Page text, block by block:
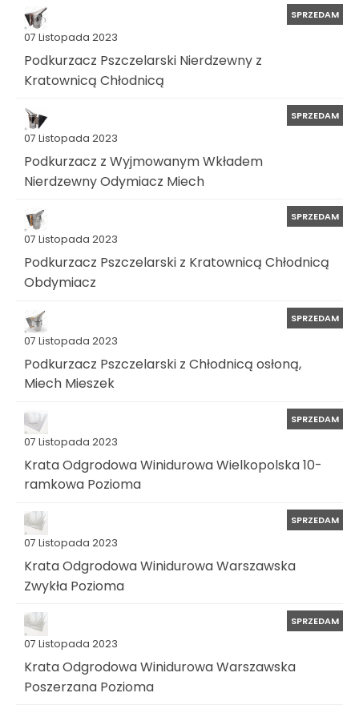
07 Listopada 2023
SPRZEDAM
Podkurzacz Pszczelarski Nierdzewny z
Kratownicą Chłodnicą
07 Listopada 2023
SPRZEDAM
Podkurzacz z Wyjmowanym Wkładem
Nierdzewny Odymiacz Miech
07 Listopada 2023
SPRZEDAM
Podkurzacz Pszczelarski z Kratownicą Chłodnicą
Obdymiacz
07 Listopada 2023
SPRZEDAM
Podkurzacz Pszczelarski z Chłodnicą osłoną,
Miech Mieszek
07 Listopada 2023
SPRZEDAM
Krata Odgrodowa Winidurowa Wielkopolska 10-
ramkowa Pozioma
07 Listopada 2023
SPRZEDAM
Krata Odgrodowa Winidurowa Warszawska
Zwykła Pozioma
07 Listopada 2023
SPRZEDAM
Krata Odgrodowa Winidurowa Warszawska
Poszerzana Pozioma